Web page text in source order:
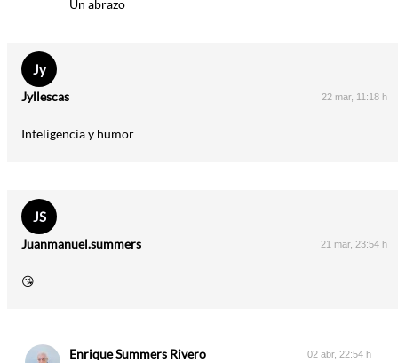
Un abrazo
Jy
Jyllescas 22 mar, 11:18 h
Inteligencia y humor
JS
Juanmanuel.summers 21 mar, 23:54 h
😘
Enrique Summers Rivero 02 abr, 22:54 h